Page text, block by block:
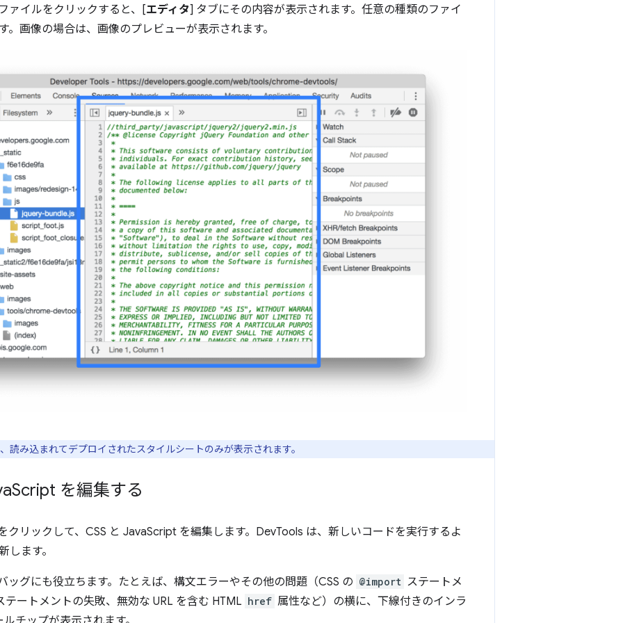
ァイルをクリックすると、[エディタ] タブにその内容が表示されます。任意の種類のファイ
。画像の場合は、画像のプレビューが表示されます。
読み込まれてデプロイされたスタイルシートのみが表示されます。
Script を編集する
クリックして、CSS と JavaScript を編集します。DevTools は、新しいコードを実行するよ
します。
ッグにも役立ちます。たとえば、構文エラーやその他の問題（CSS の @import ステートメ
テートメントの失敗、無効な URL を含む HTML href 属性など）の横に、下線付きのインラ